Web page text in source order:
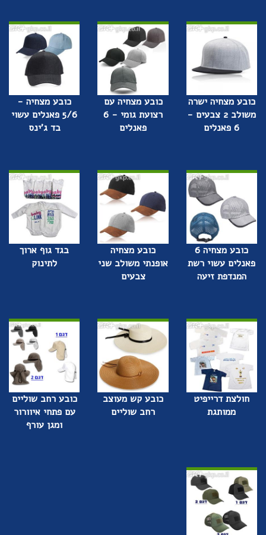
כובע מצחיה ישרה
משולב 2 צבעים -
6 פאנלים
כובע מצחיה עם
רצועת גומי - 6
פאנלים
כובע מצחיה -
5/6 פאנלים עשוי
בד ג'ינס
כובע מצחיה 6
פאנלים עשוי רשת
המנדפת זיעה
כובע מצחיה
אופנתי משולב שני
צבעים
בגד גוף ארוך
לתינוק
חולצת דרייפיט
ממותגת
כובע קש מעוצב
רחב שוליים
כובע רחב שוליים
עם פתחי איוורור
ומגן עורף